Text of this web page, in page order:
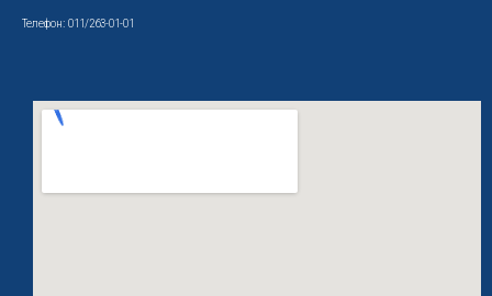
Телефон: 011/263-01-01